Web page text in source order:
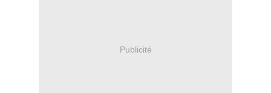
Publicité